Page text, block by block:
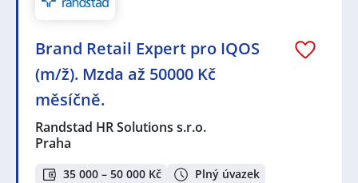
Brand Retail Expert pro IQOS
(m/ž). Mzda až 50000 Kč
měsíčně.
Randstad HR Solutions s.r.o.
Praha
35 000 – 50 000 Kč Plný úvazek